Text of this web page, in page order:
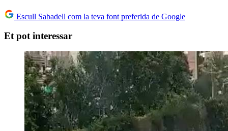
Escull Sabadell com la teva font preferida de Google
Et pot interessar